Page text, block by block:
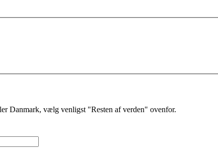
Danmark, vælg venligst "Resten af verden" ovenfor.